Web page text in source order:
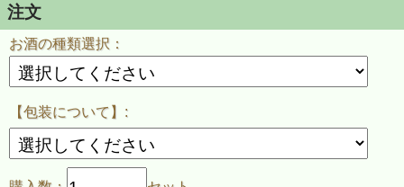
注文
お酒の種類選択：
【包装について】: